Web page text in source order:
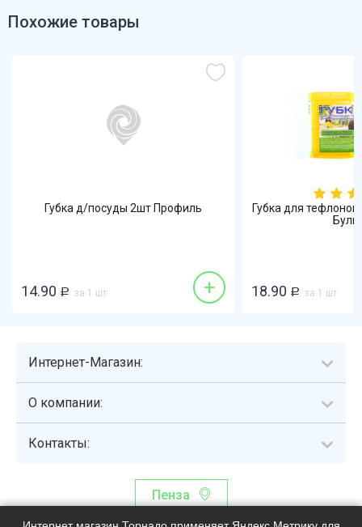
Похожие товары
Губка д/посуды 2шт Профиль
14.90 Р за 1 шт +
Губка для
18.90 Р за 1 шт
Интернет-Магазин:
О компании:
Контакты:
Пенза